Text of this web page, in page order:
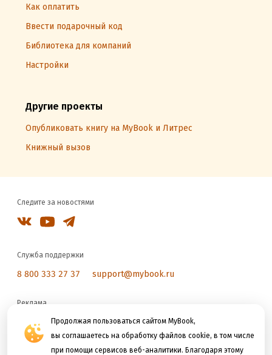
Продолжая пользоваться сайтом MyBook,
вы соглашаетесь на обработку файлов cookie, в том числе
при помощи сервисов веб-аналитики. Благодаря этому
Как оплатить
Ввести подарочный код
Библиотека для компаний
Настройки
Другие проекты
Опубликовать книгу на MyBook и Литрес
Книжный вызов
Следите за новостями
Служба поддержки
8 800 333 27 37 support@mybook.ru
Реклама
reklama@litres.ru
Мы принимаем к оплате